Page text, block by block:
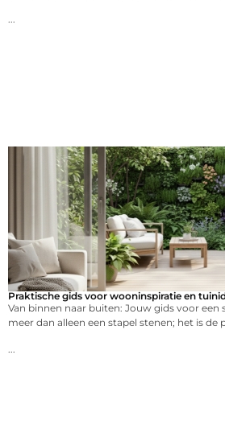
Praktische gids voor wooninspiratie en
Van binnen naar buiten: Jouw gids voor een
meer dan alleen een stapel stenen; het is de